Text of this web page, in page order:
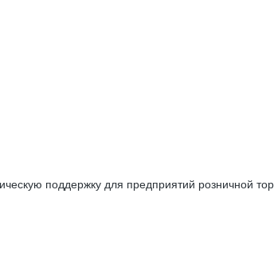
поддержку для предприятий розничной